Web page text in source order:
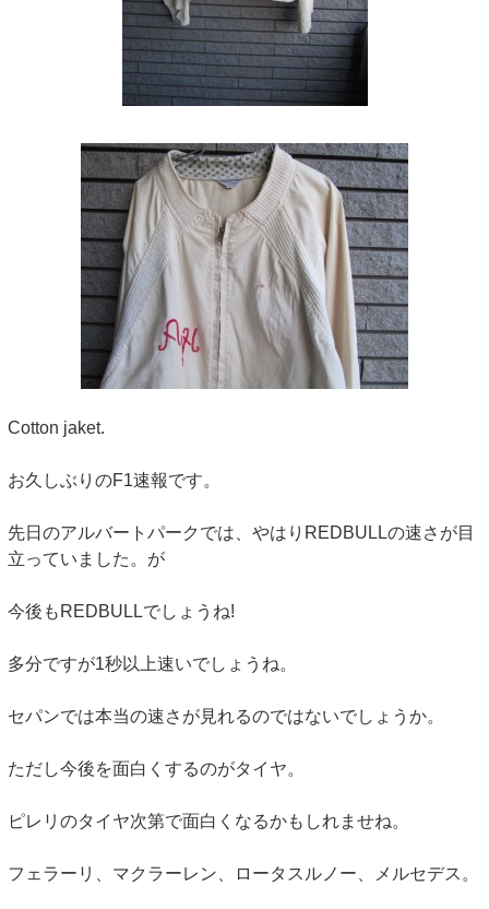
Cotton jaket.
お久しぶりのF1速報です。
先日のアルバートパークでは、やはりREDBULLの速さが目
立っていました。が
今後もREDBULLでしょうね!
多分ですが1秒以上速いでしょうね。
セパンでは本当の速さが見れるのではないでしょうか。
ただし今後を面白くするのがタイヤ。
ピレリのタイヤ次第で面白くなるかもしれませね。
フェラーリ、マクラーレン、ロータスルノー、メルセデス。